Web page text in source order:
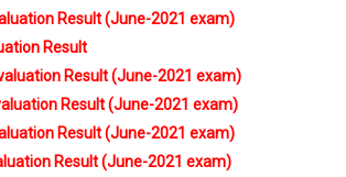
Result (June-2021 exam)
Result
Result (June-2021 exam)
Result (June-2021 exam)
Result (June-2021 exam)
Result (June-2021 exam)